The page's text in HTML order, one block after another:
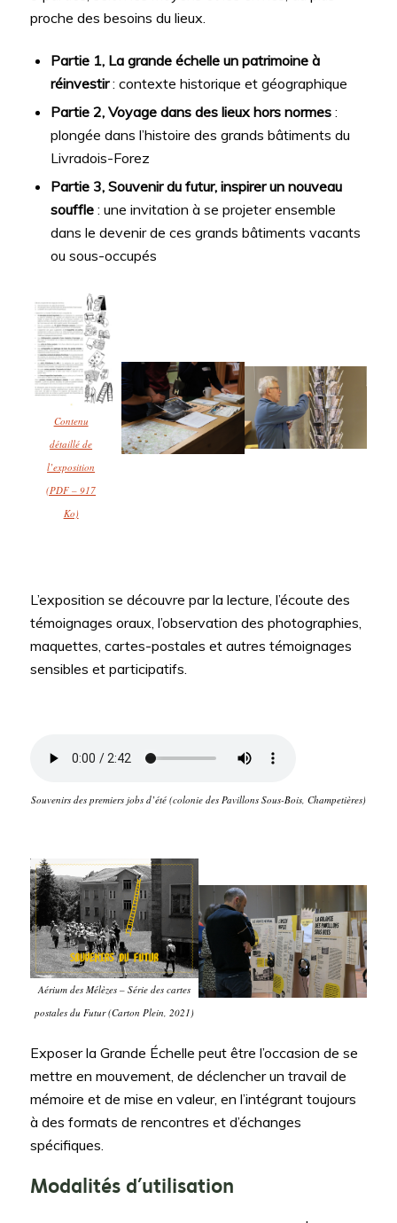
proche des besoins du lieux.
Partie 1, La grande échelle un patrimoine à
réinvestir: contexte historique et géographique
Partie 2, Voyage dans des lieux hors normes:
plongée dans l’histoire des grands bâtiments du
Livradois-Forez
Partie 3, Souvenir du futur, inspirer un nouveau
souffle: une invitation à se projeter ensemble
dans le devenir de ces grands bâtiments vacants
ou sous-occupés
Contenu
détaillé de
l’exposition
(PDF – 917
Ko)
L’exposition se découvre par la lecture, l’écoute des
témoignages oraux, l’observation des photographies,
maquettes, cartes-postales et autres témoignages
sensibles et participatifs.
Souvenirs des premiers jobs d’été (colonie des Pavillons Sous-Bois, Champetières)
Aérium des Mélèzes – Série des cartes
postales du Futur (Carton Plein, 2021)
Exposer la Grande Échelle peut être l’occasion de se
mettre en mouvement, de déclencher un travail de
mémoire et de mise en valeur, en l’intégrant toujours
à des formats de rencontres et d’échanges
spécifiques.
Modalités d’utilisation